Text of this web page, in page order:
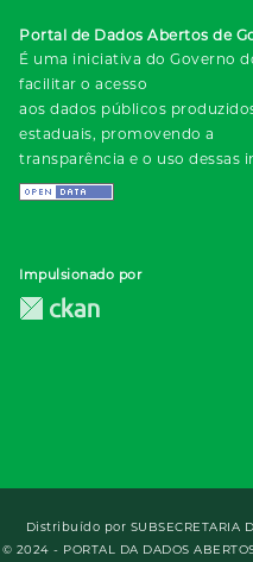
Portal de Dados Abertos de
É uma iniciativa do Governo
facilitar o acesso
aos dados públicos
estaduais, promovendo a
transparência e o uso dessas
Impulsionado por
Distribuído por SUBSECRETARIA
© 2024 - PORTAL DA DADOS